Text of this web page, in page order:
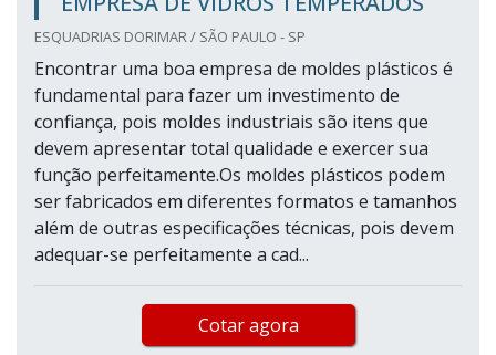
ESQUADRIAS DORIMAR / SÃO PAULO - SP
Encontrar uma boa empresa de moldes plásticos é
fundamental para fazer um investimento de
confiança, pois moldes industriais são itens que
devem apresentar total qualidade e exercer sua
função perfeitamente.Os moldes plásticos podem
ser fabricados em diferentes formatos e tamanhos
além de outras especificações técnicas, pois devem
adequar-se perfeitamente a cad...
Cotar agora